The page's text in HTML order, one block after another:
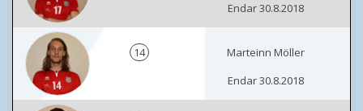
Endar 30.8.2018
14
Marteinn Möller
Endar 30.8.2018